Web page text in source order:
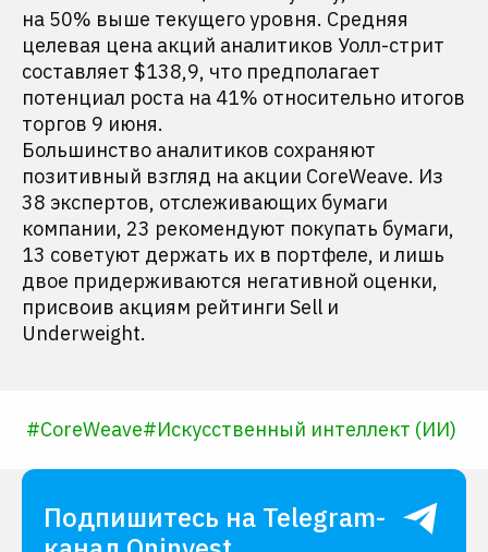
на 50% выше текущего уровня. Средняя
целевая цена акций аналитиков Уолл-стрит
составляет $138,9, что предполагает
потенциал роста на 41% относительно итогов
торгов 9 июня.
Большинство аналитиков сохраняют
позитивный взгляд на акции CoreWeave. Из
38 экспертов, отслеживающих бумаги
компании, 23 рекомендуют покупать бумаги,
13 советуют держать их в портфеле, и лишь
двое придерживаются негативной оценки,
присвоив акциям рейтинги Sell и
Underweight.
#CoreWeave#Искусственный интеллект (ИИ)
Подпишитесь на Telegram-